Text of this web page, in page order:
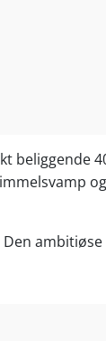
beliggende